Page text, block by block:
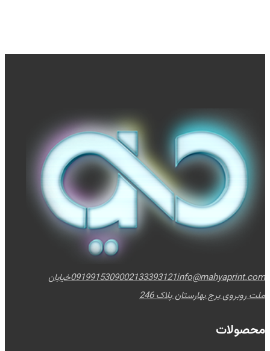
0919915309002133393121info@mahyaprint.com
خیابان
ملت روبروی برج بهارستان پلاک 246
محصولات